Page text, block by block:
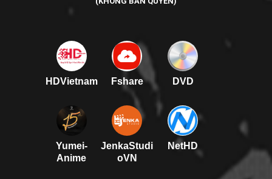
HDVietnam Fshare DVD
Yumei-
Anime
JenkaStudi
oVN
NetHD